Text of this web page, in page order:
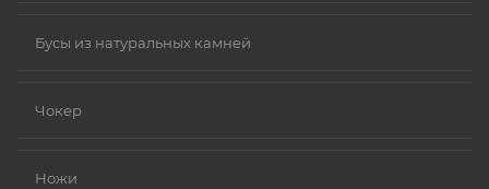
Бусы из натуральных камней
Чокер
Ножи